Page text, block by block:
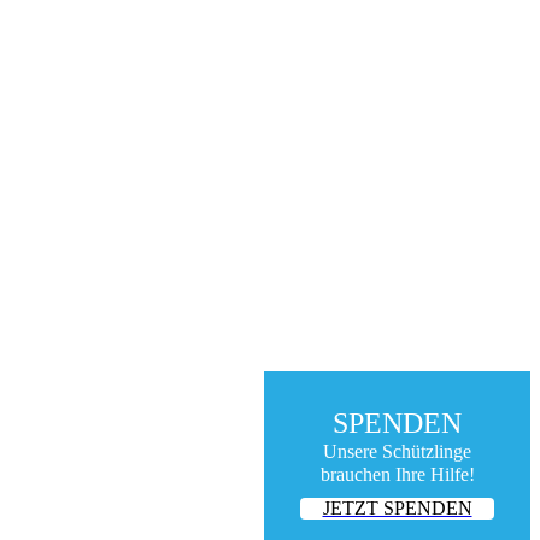
SPENDEN
Unsere Schützlinge
brauchen Ihre Hilfe!
JETZT SPENDEN